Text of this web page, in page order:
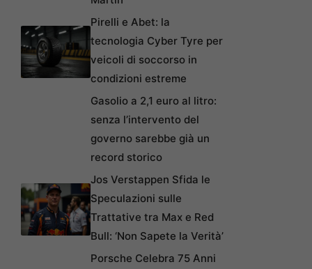
Pirelli e Abet: la
tecnologia Cyber Tyre per
veicoli di soccorso in
condizioni estreme
Gasolio a 2,1 euro al litro:
senza l’intervento del
governo sarebbe già un
record storico
Jos Verstappen Sfida le
Speculazioni sulle
Trattative tra Max e Red
Bull: ‘Non Sapete la Verità’
Porsche Celebra 75 Anni